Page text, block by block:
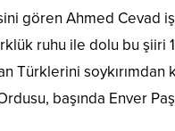
gören Ahmed Cevad
ruhu ile dolu bu şiiri
Türklerini
başında Enver